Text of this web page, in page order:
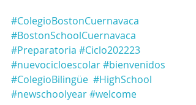
#ColegioBostonCuernavaca
#BostonSchoolCuernavaca
#Preparatoria #Ciclo202223
#nuevocicloescolar#bienvenidos
#ColegioBilingüe #HighSchool
#newschoolyear#welcome